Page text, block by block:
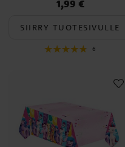
Hinta:1,99 €
1,99 €
SIIRRY TUOTESIVULLE
6